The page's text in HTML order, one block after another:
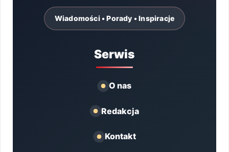
Wiadomości • Porady • Inspiracje
Serwis
O nas
Redakcja
Kontakt